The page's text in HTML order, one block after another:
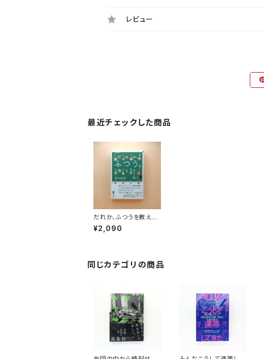
レビュー
最近チェックした商品
だれか、ふつうを教えて
くれ！ 増補新版
¥2,090
同じカテゴリの商品